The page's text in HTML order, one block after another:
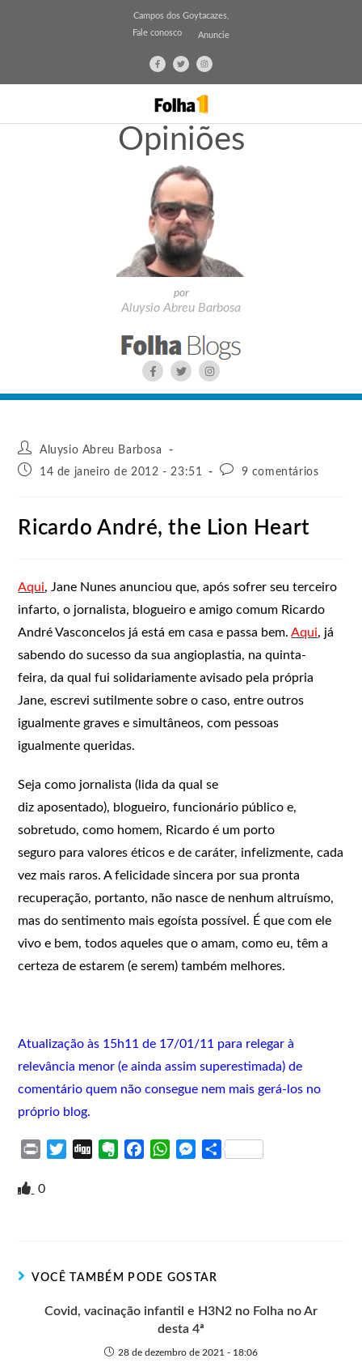
Campos dos Goytacazes,
Fale conosco
Anuncie
Opiniões
por
Aluysio Abreu Barbosa
Aluysio Abreu Barbosa
14 de janeiro de 2012 - 23:51
9 comentários
Ricardo André, the Lion Heart
Aqui, Jane Nunes anunciou que, após sofrer seu terceiro
infarto, o jornalista, blogueiro e amigo comum Ricardo
André Vasconcelos já está em casa e passa bem.Aqui, já
sabendo do sucesso da sua angioplastia, na quinta-
feira, da qual fui solidariamente avisado pela própria
Jane, escrevi sutilmente sobre o caso, entre outros
igualmente graves e simultâneos, com pessoas
igualmente queridas.
Seja como jornalista (lida da qual se
diz aposentado), blogueiro, funcionário público e,
sobretudo, como homem, Ricardo é um porto
seguro para valores éticos e de caráter, infelizmente, cada
vez mais raros. A felicidade sincera por sua pronta
recuperação, portanto, não nasce de nenhum altruísmo,
mas do sentimento mais egoísta possível. É que com ele
vivo e bem, todos aqueles que o amam, como eu, têm a
certeza de estarem (e serem) também melhores.
Atualização às 15h11 de 17/01/11 para relegar à
relevância menor (e ainda assim superestimada) de
comentário quem não consegue nem mais gerá-los no
próprio blog.
i
D
e
k
W
p
M
e
r
S
0
VOCÊ TAMBÉM PODE GOSTAR
Covid, vacinação infantil e H3N2 no Folha no Ar
desta 4ª
28 de dezembro de 2021 - 18:06